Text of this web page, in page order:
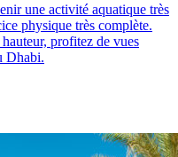
une activité aquatique très
physique très complète.
profitez de vues
Dhabi.